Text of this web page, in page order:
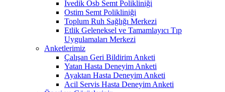
İvedik Osb Semt Polikliniği
Ostim Semt Polikliniği
Toplum Ruh Sağlığı Merkezi
Etlik Geleneksel ve Tamamlayıcı Tıp
Uygulamaları Merkezi
Anketlerimiz
Çalışan Geri Bildirim Anketi
Yatan Hasta Deneyim Anketi
Ayaktan Hasta Deneyim Anketi
Acil Servis Hasta Deneyim Anketi